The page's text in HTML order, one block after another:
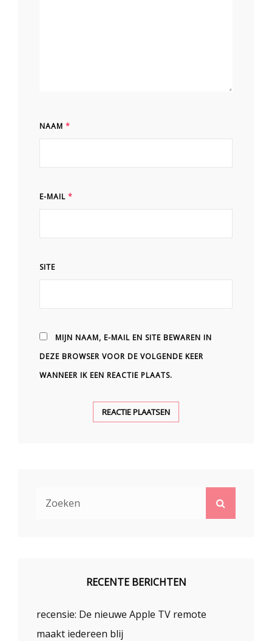
NAAM *
E-MAIL *
SITE
MIJN NAAM, E-MAIL EN SITE BEWAREN IN
DEZE BROWSER VOOR DE VOLGENDE KEER
WANNEER IK EEN REACTIE PLAATS.
RECENTE BERICHTEN
recensie: De nieuwe Apple TV remote
maakt iedereen blij